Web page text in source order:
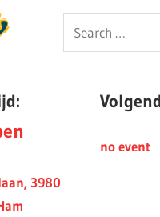
Looise
Search
for:
3980
no event